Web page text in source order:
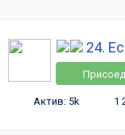
24.
Актив: 5k 1